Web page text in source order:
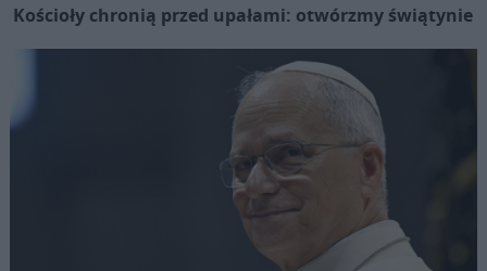
Kościoły chronią przed upałami: otwórzmy świątynie